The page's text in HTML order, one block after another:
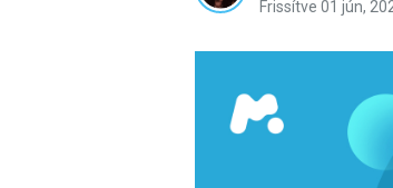
Frissítve 01 jún,